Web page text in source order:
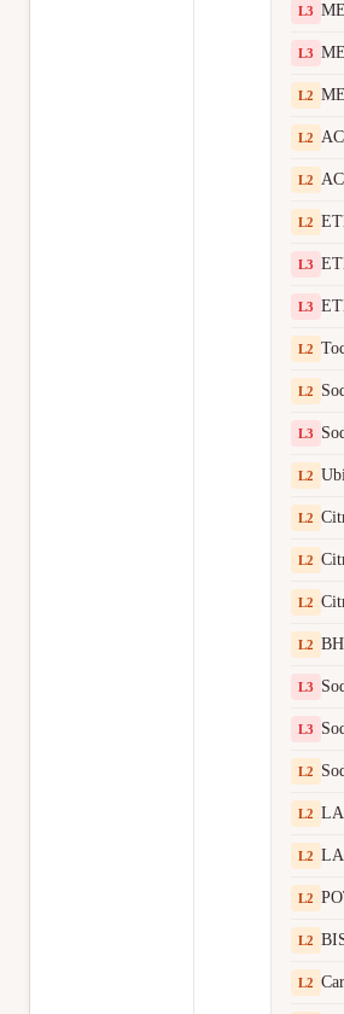
L3
L3
L2
L2
L2
L2
L3
L3
L2
L2
L3
L2
L2
L2
L2
L2
L3
L3
L2
L2
L2
L2
L2
L2